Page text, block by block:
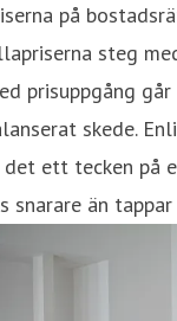
på
steg
prisuppgång
skede.
ett tecken på
snarare än